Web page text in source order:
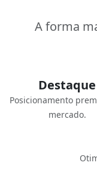
A forma
Destaque
Posicionamento
mercado.